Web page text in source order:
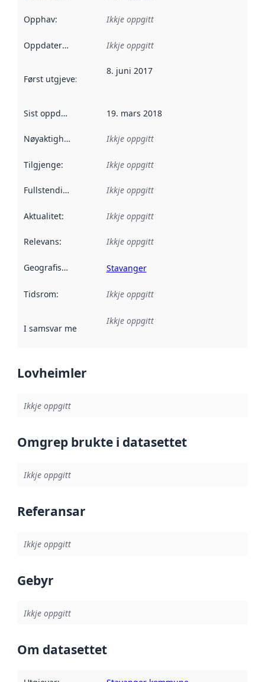
Opphav: Ikkje oppgitt
Oppdateringsfrekvens :
Ikkje oppgitt
Først utgjeve: Denne datoen seier når dataa i dette
8. juni 2017
Sist oppdatert 19. mars 2018
Nøyaktigheit Ikkje oppgitt
Tilgjenge: Ikkje oppgitt
Fullstendigheit Ikkje oppgitt
Aktualitet: Ikkje oppgitt
Relevans: Ikkje oppgitt
Geografisk område Stavanger
Tidsrom: Ikkje oppgitt
I samsvar med Referanse til ei implementeringsregel eller
Ikkje oppgitt
Lovheimler
Ikkje oppgitt
Omgrep brukte i datasettet
Ikkje oppgitt
Referansar
Ikkje oppgitt
Gebyr
Ikkje oppgitt
Om datasettet